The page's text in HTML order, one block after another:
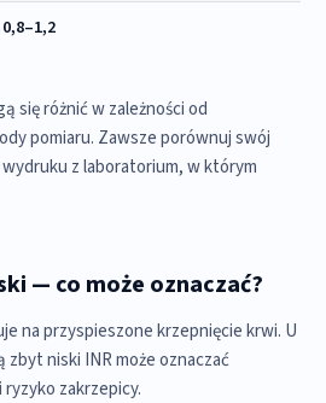
0,8–1,2
się różnić w zależności od
pomiaru. Zawsze porównuj swój
z laboratorium, w którym
— co może oznaczać?
na przyspieszone krzepnięcie krwi. U
niski INR może oznaczać
zakrzepicy.